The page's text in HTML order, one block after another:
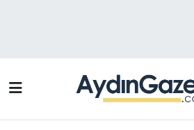
Efeler Trafik Yoğunluk
Süper Lig Puan Durumu ve